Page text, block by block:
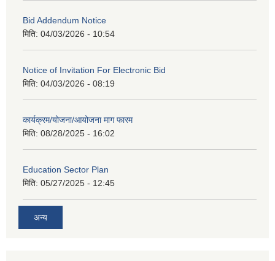
Bid Addendum Notice
मिति: 04/03/2026 - 10:54
Notice of Invitation For Electronic Bid
मिति: 04/03/2026 - 08:19
कार्यक्रम/योजना/आयोजना माग फारम
मिति: 08/28/2025 - 16:02
Education Sector Plan
मिति: 05/27/2025 - 12:45
अन्य